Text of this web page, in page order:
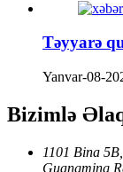
Təyyarə
Yanvar-08-
Bizimlə
1101 Bina
Guangming